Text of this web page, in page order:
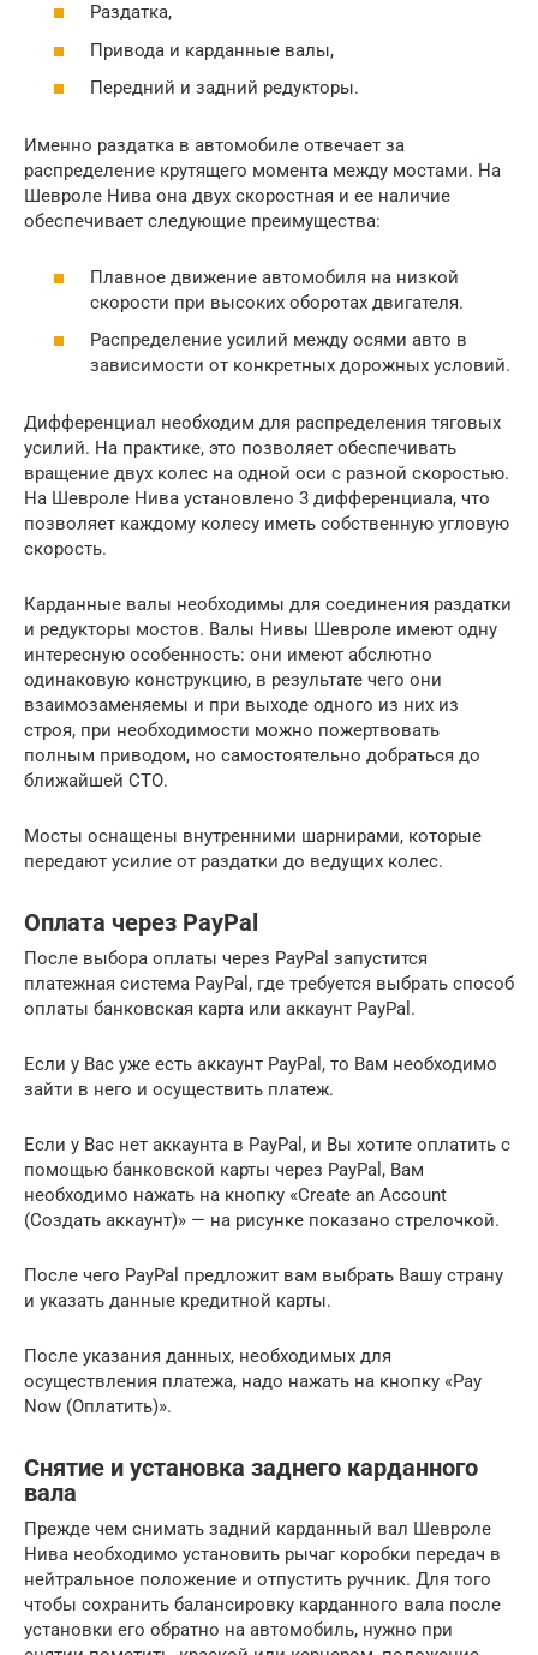
Раздатка,
Привода и карданные валы,
Передний и задний редукторы.
Именно раздатка в автомобиле отвечает за
распределение крутящего момента между мостами. На
Шевроле Нива она двух скоростная и ее наличие
обеспечивает следующие преимущества:
Плавное движение автомобиля на низкой
скорости при высоких оборотах двигателя.
Распределение усилий между осями авто в
зависимости от конкретных дорожных условий.
Дифференциал необходим для распределения тяговых
усилий. На практике, это позволяет обеспечивать
вращение двух колес на одной оси с разной скоростью.
На Шевроле Нива установлено 3 дифференциала, что
позволяет каждому колесу иметь собственную угловую
скорость.
Карданные валы необходимы для соединения раздатки
и редукторы мостов. Валы Нивы Шевроле имеют одну
интересную особенность: они имеют абслютно
одинаковую конструкцию, в результате чего они
взаимозаменяемы и при выходе одного из них из
строя, при необходимости можно пожертвовать
полным приводом, но самостоятельно добраться до
ближайшей СТО.
Мосты оснащены внутренними шарнирами, которые
передают усилие от раздатки до ведущих колес.
Оплата через PayPal
После выбора оплаты через PayPal запустится
платежная система PayPal, где требуется выбрать способ
оплаты банковская карта или аккаунт PayPal.
Если у Вас уже есть аккаунт PayPal, то Вам необходимо
зайти в него и осуществить платеж.
Если у Вас нет аккаунта в PayPal, и Вы хотите оплатить с
помощью банковской карты через PayPal, Вам
необходимо нажать на кнопку «Create an Account
(Создать аккаунт)» — на рисунке показано стрелочкой.
После чего PayPal предложит вам выбрать Вашу страну
и указать данные кредитной карты.
После указания данных, необходимых для
осуществления платежа, надо нажать на кнопку «Pay
Now (Оплатить)».
Снятие и установка заднего карданного
вала
Прежде чем снимать задний карданный вал Шевроле
Нива необходимо установить рычаг коробки передач в
нейтральное положение и отпустить ручник. Для того
чтобы сохранить балансировку карданного вала после
установки его обратно на автомобиль, нужно при